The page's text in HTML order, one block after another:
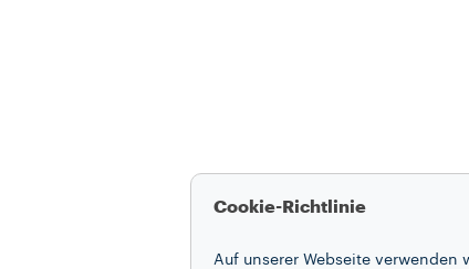
Cookie-Richtlinie
Auf unserer Webseite